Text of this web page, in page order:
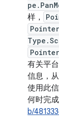
样，
有关平
信息，
使用此
何时完
b/